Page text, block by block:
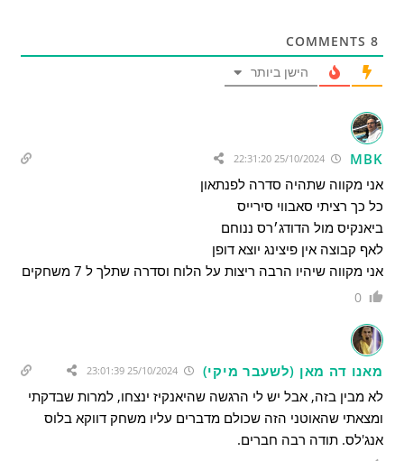
8
הישן ביותר
MBK
אני מקווה שתהיה סדרה לפנתאון
כל כך רציתי סאבווי סירייס
ביאנקיס מול הדודג׳רס ננוחם
לאף קבוצה אין פיצינג יוצא דופן
אני מקווה שיהיו הרבה ריצות על הלוח וסדרה שתלך ל 7 משחקים
0
מאנו דה מאן (לשעבר מיקי) 25/10/2024 23:01:39
לא מבין בזה, אבל יש לי הרגשה שהיאנקיז ינצחו, למרות שבדקתי
ומצאתי שהאוטני הזה שכולם מדברים עליו משחק דווקא בלוס
אנג'לס. תודה רבה חברים.